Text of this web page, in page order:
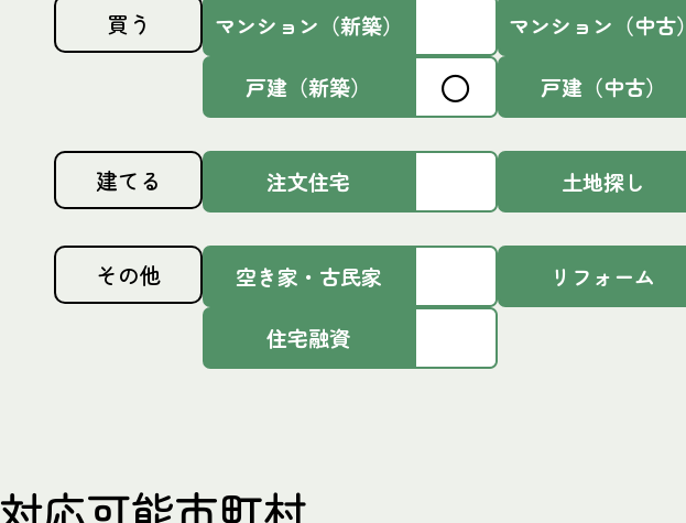
買う マンション （新築） マンション （中古
戸建（新築） 〇 戸建（中古）
建てる 注文住宅 土地探し
その他 空き家・古民家 リフォーム
住宅融資